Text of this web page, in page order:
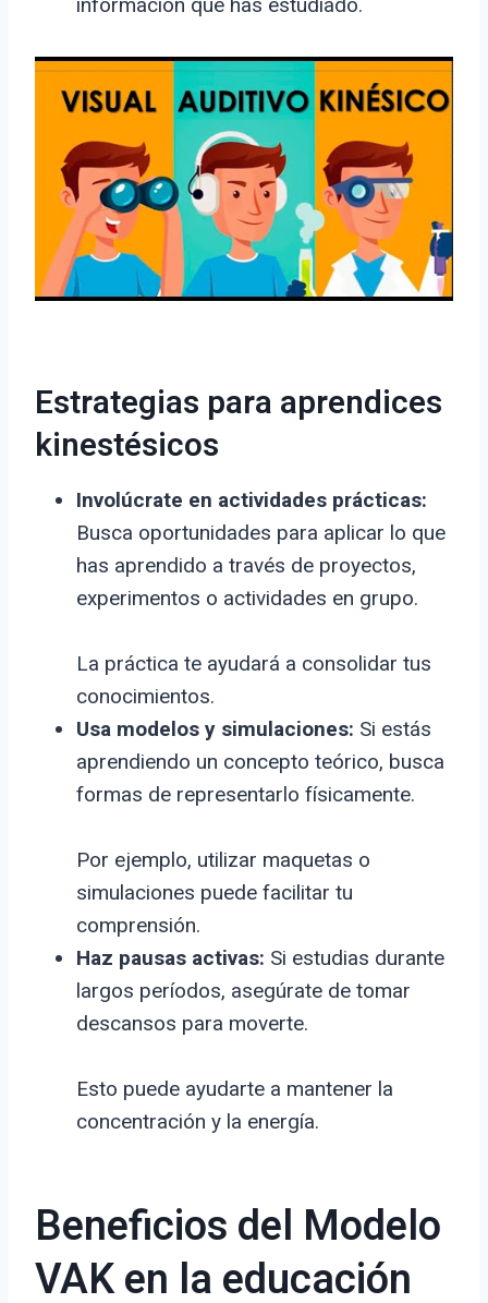
información que has estudiado.
Estrategias para aprendices
kinestésicos
Involúcrate en actividades prácticas:
Busca oportunidades para aplicar lo que
has aprendido a través de proyectos,
experimentos o actividades en grupo.
La práctica te ayudará a consolidar tus
conocimientos.
Usa modelos y simulaciones: Si estás
aprendiendo un concepto teórico, busca
formas de representarlo físicamente.
Por ejemplo, utilizar maquetas o
simulaciones puede facilitar tu
comprensión.
Haz pausas activas: Si estudias durante
largos períodos, asegúrate de tomar
descansos para moverte.
Esto puede ayudarte a mantener la
concentración y la energía.
Beneficios del Modelo
VAK en la educación